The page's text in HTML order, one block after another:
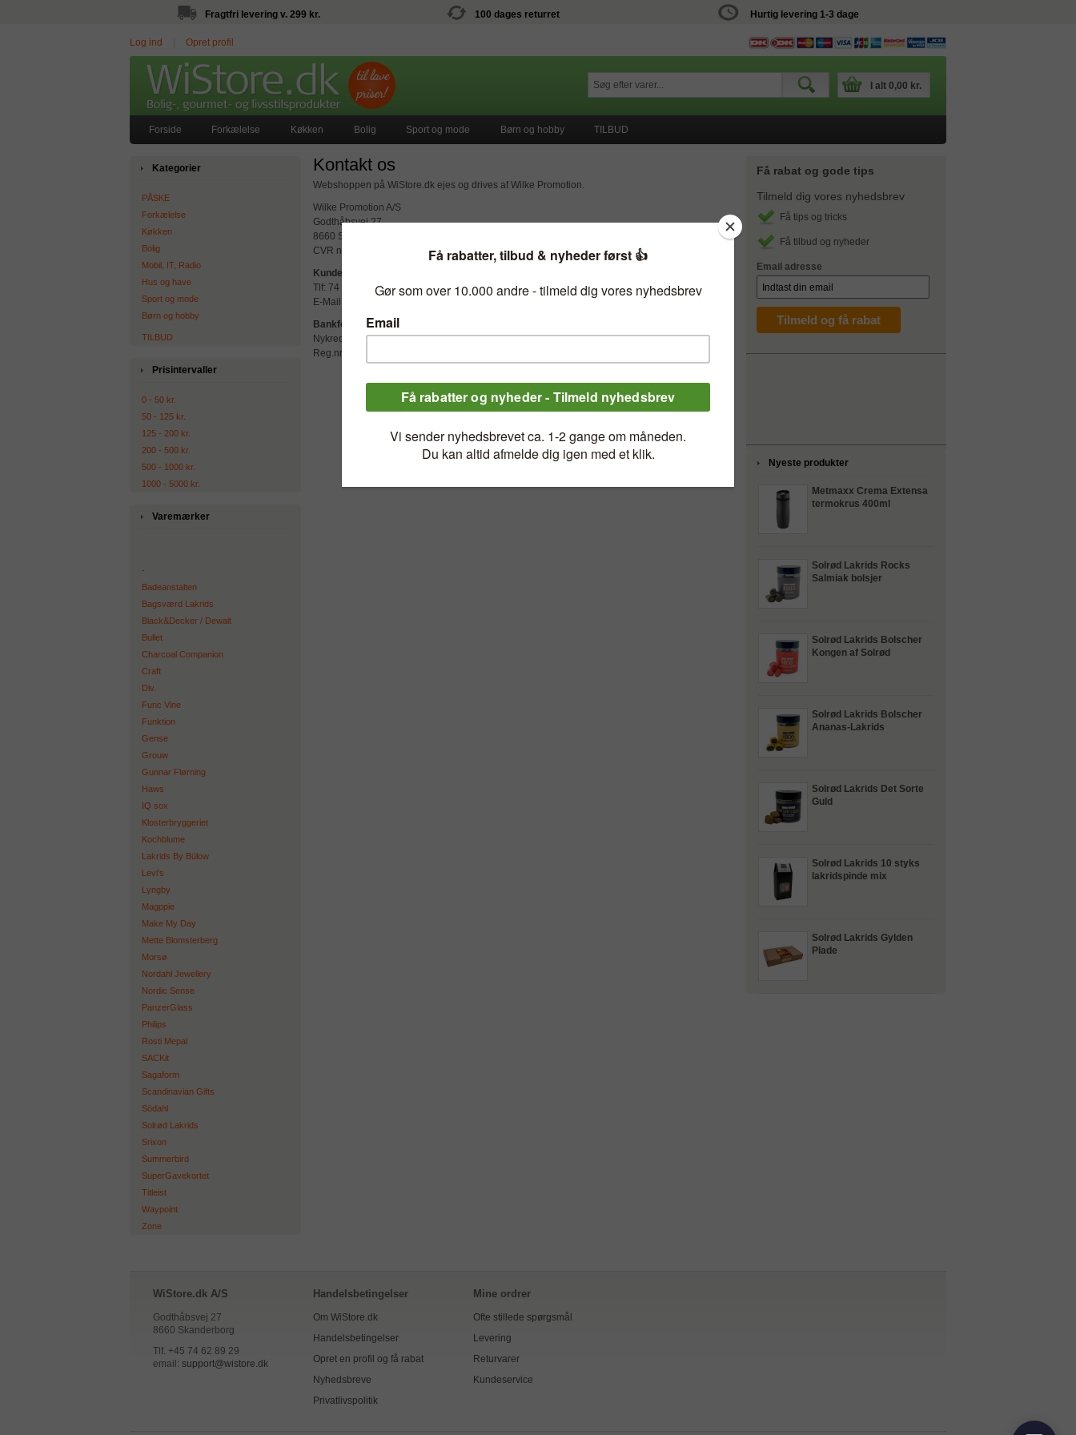
Fragtfri levering v. 299 kr. 100 dages returret Hurtig levering 1-3 dage
Log ind Opret profil
I alt 0,00 kr.
Forside Forkælelse Køkken Bolig Sport og mode Børn og hobby TILBUD
Kategorier
PÅSKE
Forkælelse
Køkken
Bolig
Mobil, IT, Radio
Hus og have
Sport og mode
Børn og hobby
TILBUD
Prisintervaller
0 - 50 kr.
50 - 125 kr.
125 - 200 kr.
200 - 500 kr.
500 - 1000 kr.
1000 - 5000 kr.
Varemærker
-
Badeanstalten
Bagsværd Lakrids
Black&Decker / Dewalt
Bullet
Charcoal Companion
Craft
Div.
Func Vine
Funktion
Gense
Grouw
Gunnar Flørning
Haws
IQ sox
Klosterbryggeriet
Kochblume
Lakrids By Bülow
Levi's
Lyngby
Magppie
Make My Day
Mette Blomsterberg
Morsø
Nordahl Jewellery
Nordic Sense
PanzerGlass
Philips
Rosti Mepal
SACKit
Sagaform
Scandinavian Gifts
Södahl
Solrød Lakrids
Srixon
Summerbird
SuperGavekortet
Titleist
Waypoint
Zone
Få rabat og gode tips
Tilmeld dig vores nyhedsbrev
Få tips og tricks
Få tilbud og nyheder
Email adresse
Nyeste produkter
Metmaxx Crema Extensa
termokrus 400ml
Solrød Lakrids Rocks
Salmiak bolsjer
Solrød Lakrids Bolscher
Kongen af Solrød
Solrød Lakrids Bolscher
Ananas-Lakrids
Solrød Lakrids Det Sorte
Guld
Solrød Lakrids 10 styks
lakridspinde mix
Solrød Lakrids Gylden
Plade
Kontakt os
Webshoppen på WiStore.dk ejes og drives af Wilke Promotion.
Wilke Promotion A/S
Godthåbsvej 27
8660 Skanderborg
CVR nr.: 33392435
Kundeservice
Tlf: 74 62 89 29 (åbent mandag - torsdag 9-15, fredag 9-14)
E-Mail:
Bankforbindelse
Nykredit
Reg.nr 8117 Kontonr. 0004976880
WiStore.dk A/S
Godthåbsvej 27
8660 Skanderborg
Tlf. +45 74 62 89 29
email: support@wistore.dk
Handelsbetingelser
Om WiStore.dk
Handelsbetingelser
Opret en profil og få rabat
Nyhedsbreve
Privatlivspolitik
Mine ordrer
Ofte stillede spørgsmål
Levering
Returvarer
Kundeservice